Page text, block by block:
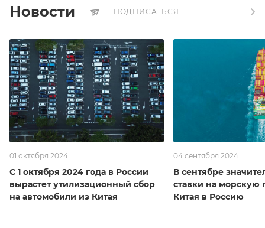
Новости ПОДПИСАТЬСЯ
01 октября 2024
С 1 октября 2024 года в России
вырастет утилизационный сбор
на автомобили из Китая
04 сентября 2024
В сентябре
ставки на морскую
Китая в Россию